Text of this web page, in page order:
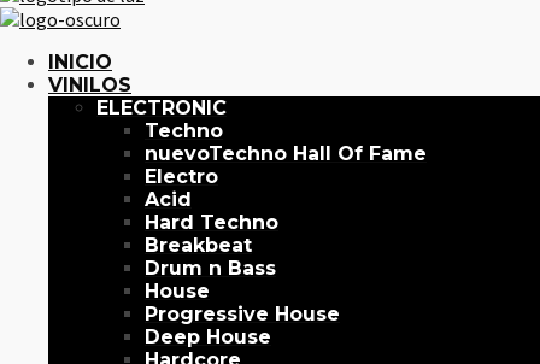
INICIO
VINILOS
ELECTRONIC
Techno
Techno Hall Of Fame
Electro
Acid
Hard Techno
Breakbeat
Drum n Bass
House
Progressive House
Deep House